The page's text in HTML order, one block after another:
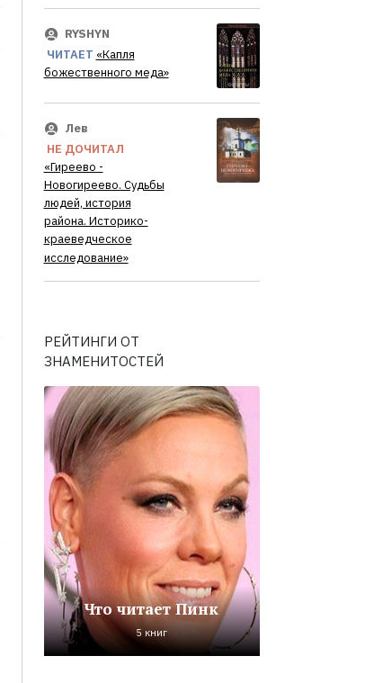
0
0
RYSHYN
ЧИТАЕТ «Капля
божественного меда»
Лев
НЕ ДОЧИТАЛ
«Гиреево -
Новогиреево. Судьбы
людей, история
района. Историко-
краеведческое
исследование»
РЕЙТИНГИ ОТ
ЗНАМЕНИТОСТЕЙ
Что читает Пинк
5 книг